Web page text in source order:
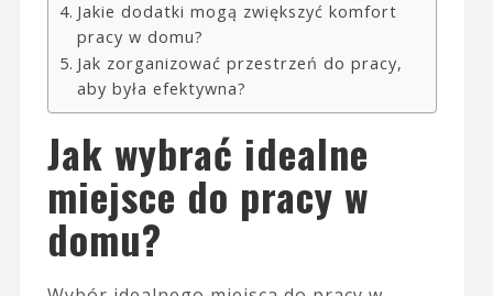
Jakie dodatki mogą zwiększyć komfort
pracy w domu?
Jak zorganizować przestrzeń do pracy,
aby była efektywna?
Jak wybrać idealne
miejsce do pracy w
domu?